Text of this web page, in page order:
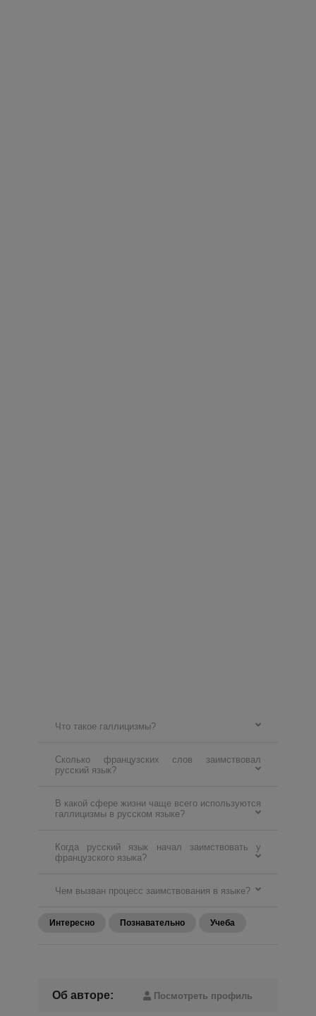
Что такое галлицизмы?
Сколько французских слов заимствовал
русский язык?
В какой сфере жизни чаще всего используются
галлицизмы в русском языке?
Когда русский язык начал заимствовать у
французского языка?
Чем вызван процесс заимствования в языке?
Интересно Познавательно Учеба
Об авторе: Посмотреть профиль